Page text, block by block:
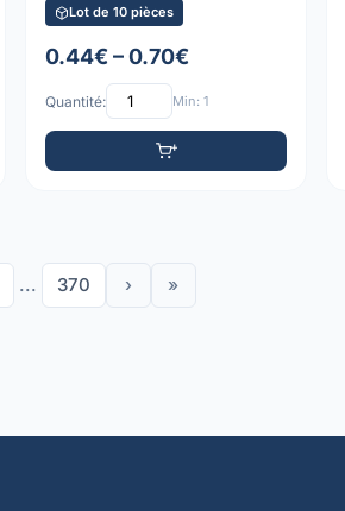
Lot de 10 pièces
0.44€ – 0.70€
Quantité: Min: 1
... 370 › »